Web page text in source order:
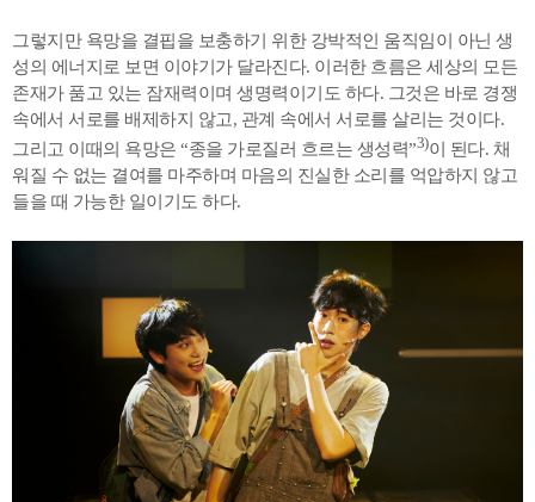
그렇지만 욕망을 결핍을 보충하기 위한 강박적인 움직임이 아닌 생
성의 에너지로 보면 이야기가 달라진다. 이러한 흐름은 세상의 모든
존재가 품고 있는 잠재력이며 생명력이기도 하다. 그것은 바로 경쟁
속에서 서로를 배제하지 않고, 관계 속에서 서로를 살리는 것이다.
그리고 이때의 욕망은 “종을 가로질러 흐르는 생성력”3)이 된다. 채
워질 수 없는 결여를 마주하며 마음의 진실한 소리를 억압하지 않고
들을 때 가능한 일이기도 하다.